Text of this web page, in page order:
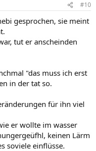
#10
gesprochen, sie meint
tut er anscheinden
"das muss ich erst
in der tat so.
für ihn viel
er wollte im wasser
keinen Lärm
soviele einflüsse.